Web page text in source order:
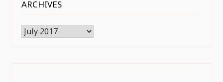
ARCHIVES
Archives